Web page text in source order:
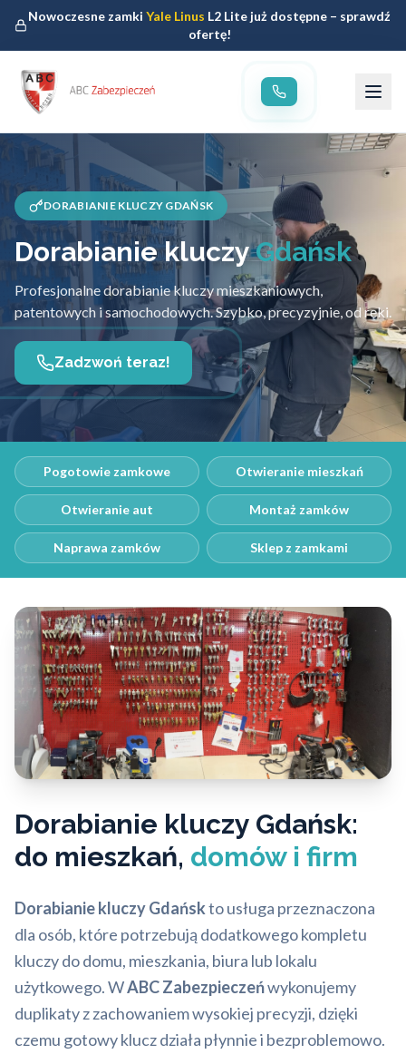
Nowoczesne zamkiYale Linus L2 Lite już dostępne – sprawdź
ofertę!
DORABIANIE KLUCZY GDAŃSK
Dorabianie kluczyGdańsk
Profesjonalne dorabianie kluczy mieszkaniowych,
patentowych i samochodowych. Szybko, precyzyjnie, od ręki.
Zadzwoń teraz!
Pogotowie zamkowe Otwieranie mieszkań
Otwieranie aut Montaż zamków
Naprawa zamków Sklep z zamkami
Dorabianie kluczy Gdańsk:
do mieszkań, domów i firm
Dorabianie kluczy Gdańskto usługa przeznaczona
dla osób, które potrzebują dodatkowego kompletu
kluczy do domu, mieszkania, biura lub lokalu
użytkowego. WABC Zabezpieczeńwykonujemy
duplikaty z zachowaniem wysokiej precyzji, dzięki
czemu gotowy klucz działa płynnie i bezproblemowo.